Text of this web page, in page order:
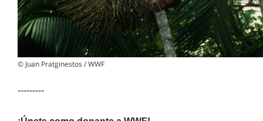
© Juan Pratginestos / WWF
---------